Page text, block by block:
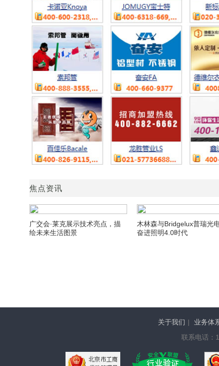
焦点资讯
广交会·莱克展示技术亮点，描
绘未来生活图景
木林森与Bridgelux普瑞光
奋进照明4.0时代
关于我们 |
业务体
联系电话